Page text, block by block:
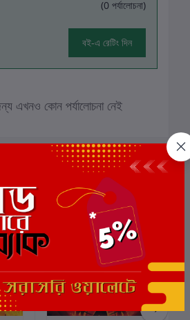
(0 পর্যালোচনা)
বই-এ রেটিং দিন
এখনও কোন পর্যালোচনা নেই